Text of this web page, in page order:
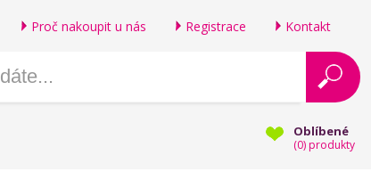
Proč nakoupit u nás Registrace Kontakt
Oblíbené
(0) produkty